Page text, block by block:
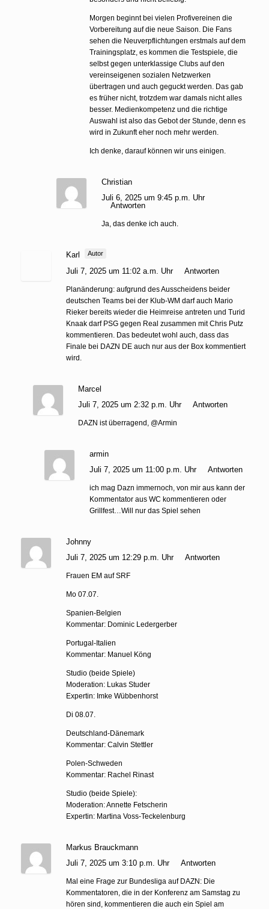
Morgen beginnt bei vielen Profivereinen die
Vorbereitung auf die neue Saison. Die Fans
sehen die Neuverpflichtungen erstmals auf dem
Trainingsplatz, es kommen die Testspiele, die
selbst gegen unterklassige Clubs auf den
vereinseigenen sozialen Netzwerken
übertragen und auch geguckt werden. Das gab
es früher nicht, trotzdem war damals nicht alles
besser. Medienkompetenz und die richtige
Auswahl ist also das Gebot der Stunde, denn es
wird in Zukunft eher noch mehr werden.
Ich denke, darauf können wir uns einigen.
Christian
Juli 6, 2025 um 9:45 p.m. Uhr
Antworten
Ja, das denke ich auch.
Karl Autor
Juli 7, 2025 um 11:02 a.m. Uhr Antworten
Planänderung: aufgrund des Ausscheidens beider
deutschen Teams bei der Klub-WM darf auch Mario
Rieker bereits wieder die Heimreise antreten und Turid
Knaak darf PSG gegen Real zusammen mit Chris Putz
kommentieren. Das bedeutet wohl auch, dass das
Finale bei DAZN DE auch nur aus der Box kommentiert
wird.
Marcel
Juli 7, 2025 um 2:32 p.m. Uhr
Antworten
DAZN ist überragend, @Armin
armin
Juli 7, 2025 um 11:00 p.m. Uhr
Antworten
ich mag Dazn immernoch, von mir aus kann der
Kommentator aus WC kommentieren oder
Grillfest…Will nur das Spiel sehen
Johnny
Juli 7, 2025 um 12:29 p.m. Uhr
Antworten
Frauen EM auf SRF
Mo 07.07.
Spanien-Belgien
Kommentar: Dominic Ledergerber
Portugal-Italien
Kommentar: Manuel Köng
Studio (beide Spiele)
Moderation: Lukas Studer
Expertin: Imke Wübbenhorst
Di 08.07.
Deutschland-Dänemark
Kommentar: Calvin Stettler
Polen-Schweden
Kommentar: Rachel Rinast
Studio (beide Spiele):
Moderation: Annette Fetscherin
Expertin: Martina Voss-Teckelenburg
Markus Brauckmann
Juli 7, 2025 um 3:10 p.m. Uhr
Antworten
Mal eine Frage zur Bundesliga auf DAZN: Die
Kommentatoren, die in der Konferenz am Samstag zu
hören sind, kommentieren die auch ein Spiel am